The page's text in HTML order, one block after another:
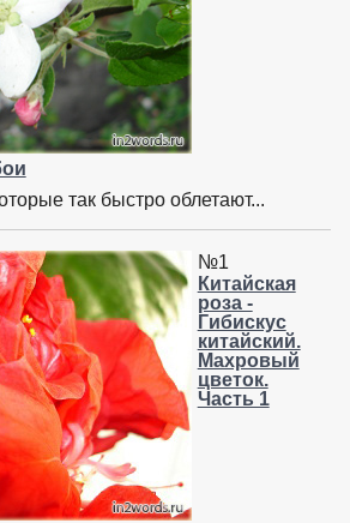
так быстро облетают...
№1
Китайская
роза -
Гибискус
китайский.
Махровый
цветок.
Часть 1